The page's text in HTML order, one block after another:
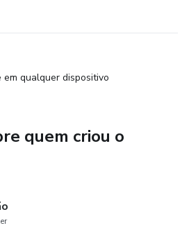
qualquer dispositivo
quem criou o